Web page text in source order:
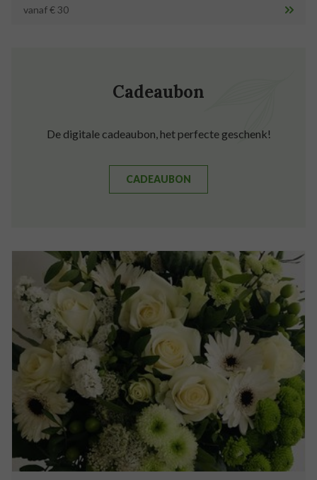
vanaf € 30
Cadeaubon
De digitale cadeaubon, het perfecte geschenk!
CADEAUBON